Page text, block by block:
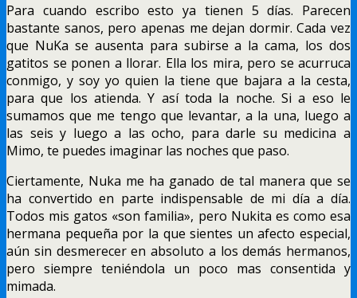
Para cuando escribo esto ya tienen 5 días. Parecen
bastante sanos, pero apenas me dejan dormir. Cada vez
que NuKa se ausenta para subirse a la cama, los dos
gatitos se ponen a llorar. Ella los mira, pero se acurruca
conmigo, y soy yo quien la tiene que bajara a la cesta,
para que los atienda. Y así toda la noche. Si a eso le
sumamos que me tengo que levantar, a la una, luego a
las seis y luego a las ocho, para darle su medicina a
Mimo, te puedes imaginar las noches que paso.
Ciertamente, Nuka me ha ganado de tal manera que se
ha convertido en parte indispensable de mi día a día.
Todos mis gatos «son familia», pero Nukita es como esa
hermana pequeña por la que sientes un afecto especial,
aún sin desmerecer en absoluto a los demás hermanos,
pero siempre teniéndola un poco mas consentida y
mimada.